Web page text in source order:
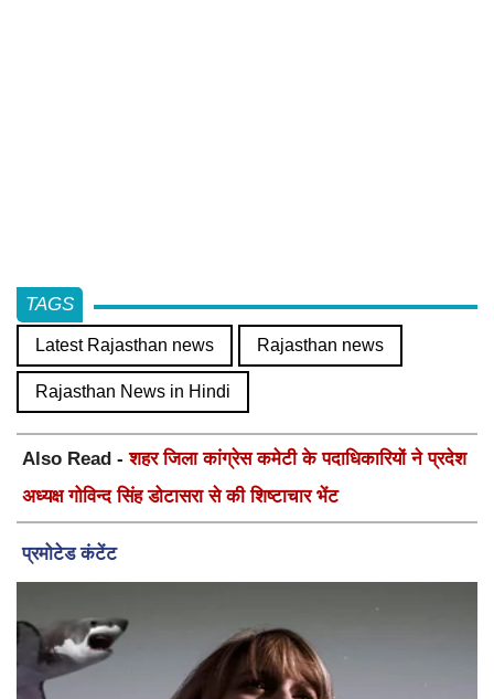
TAGS
Latest Rajasthan news Rajasthan news
Rajasthan News in Hindi
Also Read -शहर जिला कांग्रेस कमेटी के पदाधिकारियों ने प्रदेश
अध्यक्ष गोविन्द सिंह डोटासरा से की शिष्टाचार भेंट